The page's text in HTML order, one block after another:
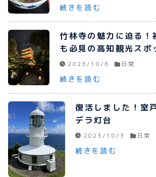
続きを読む
竹林寺の魅力に迫る！
も必見の高知観光スポ
2023/10/6 日常
続きを読む
復活しました！室
デラ灯台
2023/10/3 日常
続きを読む